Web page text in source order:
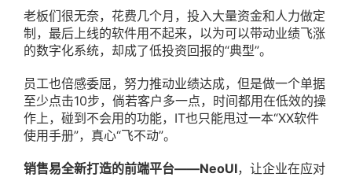
老板们很无奈，花费几个月，投入大量资金和人力做定
制，最后上线的软件用不起来，以为可以带动业绩飞涨
的数字化系统，却成了低投资回报的“典型”。
员工也倍感委屈，努力推动业绩达成，但是做一个单据
至少点击10步，倘若客户多一点，时间都用在低效的操
作上，碰到不会用的功能，IT也只能甩过一本“XX软件
使用手册”，真心“飞不动”。
销售易全新打造的前端平台——NeoUI，让企业在应对